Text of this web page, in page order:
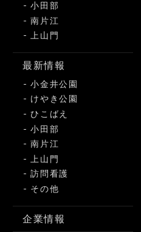
小田部
南片江
上山門
最新情報
小金井公園
けやき公園
ひこばえ
小田部
南片江
上山門
訪問看護
その他
企業情報